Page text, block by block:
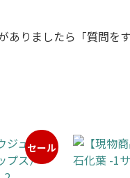
ありましたら「質問を
セール